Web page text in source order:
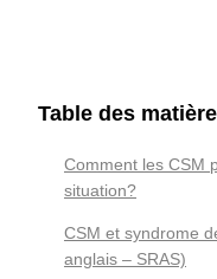
Table des
Comment les CSM
situation?
CSM et syndrome
anglais – SRAS)